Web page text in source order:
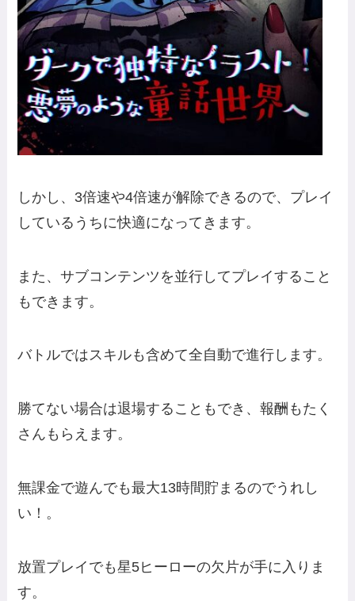
しかし、3倍速や4倍速が解除できるので、プレイ
しているうちに快適になってきます。
また、サブコンテンツを並行してプレイすること
もできます。
バトルではスキルも含めて全自動で進行します。
勝てない場合は退場することもでき、報酬もたく
さんもらえます。
無課金で遊んでも最大13時間貯まるのでうれし
い！。
放置プレイでも星5ヒーローの欠片が手に入りま
す。